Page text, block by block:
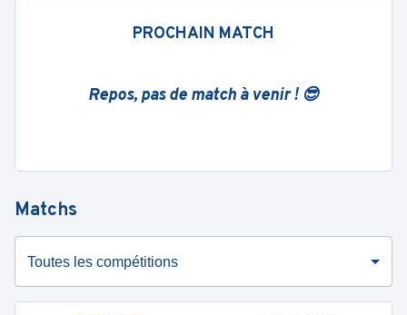
PROCHAIN MATCH
Repos, pas de match à venir ! 😎
Matchs
Toutes les compétitions